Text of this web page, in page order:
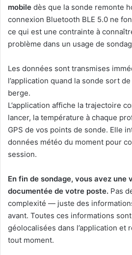
mobile dès que la sonde remonte
connexion Bluetooth BLE 5.0 ne
ce qui est une contrainte à
problème dans un usage de
Les données sont transmises
l’application quand la sonde sort
berge.
L’application affiche la trajectoire
lancer, la température à chaque
GPS de vos points de sonde. Elle
données météo du moment pour
session.
En fin de sondage, vous avez une
documentée de votre poste. Pas
complexité — juste des
avant. Toutes ces informations
géolocalisées dans l’application et
tout moment.